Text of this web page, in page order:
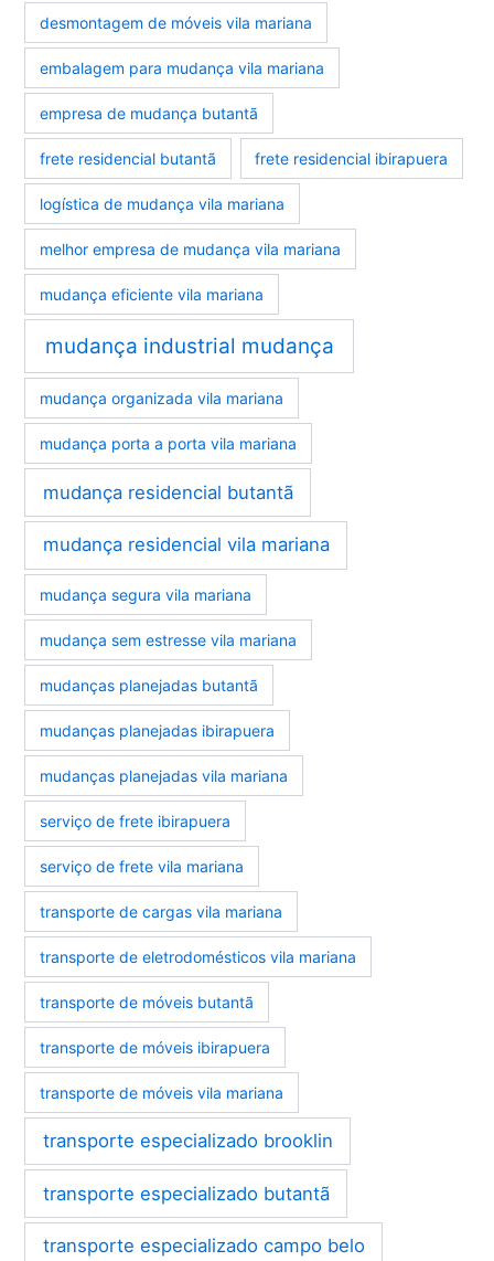
desmontagem de móveis vila mariana
embalagem para mudança vila mariana
empresa de mudança butantã
frete residencial butantã frete residencial ibirapuera
logística de mudança vila mariana
melhor empresa de mudança vila mariana
mudança eficiente vila mariana
mudança industrial mudança
mudança organizada vila mariana
mudança porta a porta vila mariana
mudança residencial butantã
mudança residencial vila mariana
mudança segura vila mariana
mudança sem estresse vila mariana
mudanças planejadas butantã
mudanças planejadas ibirapuera
mudanças planejadas vila mariana
serviço de frete ibirapuera
serviço de frete vila mariana
transporte de cargas vila mariana
transporte de eletrodomésticos vila mariana
transporte de móveis butantã
transporte de móveis ibirapuera
transporte de móveis vila mariana
transporte especializado brooklin
transporte especializado butantã
transporte especializado campo belo